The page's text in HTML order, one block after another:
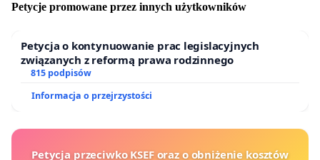
Petycje promowane przez innych użytkowników
Petycja o kontynuowanie prac legislacyjnych
związanych z reformą prawa rodzinnego
815 podpisów
Informacja o przejrzystości
Petycja przeciwko KSEF oraz o obniżenie kosztów